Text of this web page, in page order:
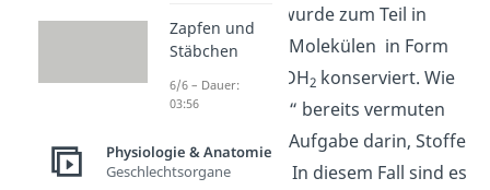
Kohlenhydraten) wurde zum Teil in
Elektronencarrier-Molekülen in Form
von NADH und FADH2 konserviert. Wie
der Name „Carrier“ bereits vermuten
lässt, besteht ihre Aufgabe darin, Stoffe
zu transportieren. In diesem Fall sind es
Zapfen und
Stäbchen
6/6 – Dauer:
03:56
Physiologie & Anatomie
Geschlechtsorgane